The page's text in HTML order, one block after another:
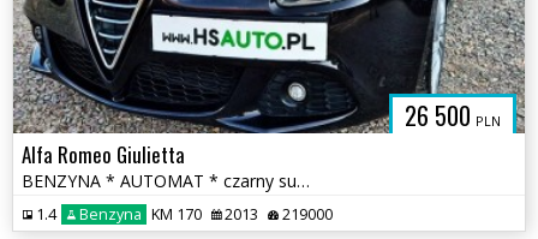
26 500 PLN
Alfa Romeo Giulietta
BENZYNA * AUTOMAT * czarny sufit * łopatki F1 * super * OKAZJA
1.4 Benzyna KM 170 2013 219000